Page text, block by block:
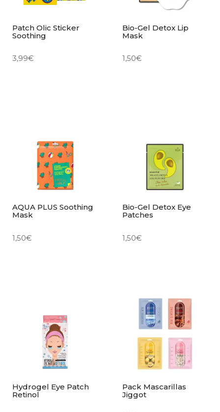
Patch Olic Sticker
Soothing
3,99€
Bio-Gel Detox Lip
Mask
1,50€
AQUA PLUS Soothing
Mask
1,50€
Bio-Gel Detox Eye
Patches
1,50€
Hydrogel Eye Patch
Retinol
Pack Mascarillas
Jiggot